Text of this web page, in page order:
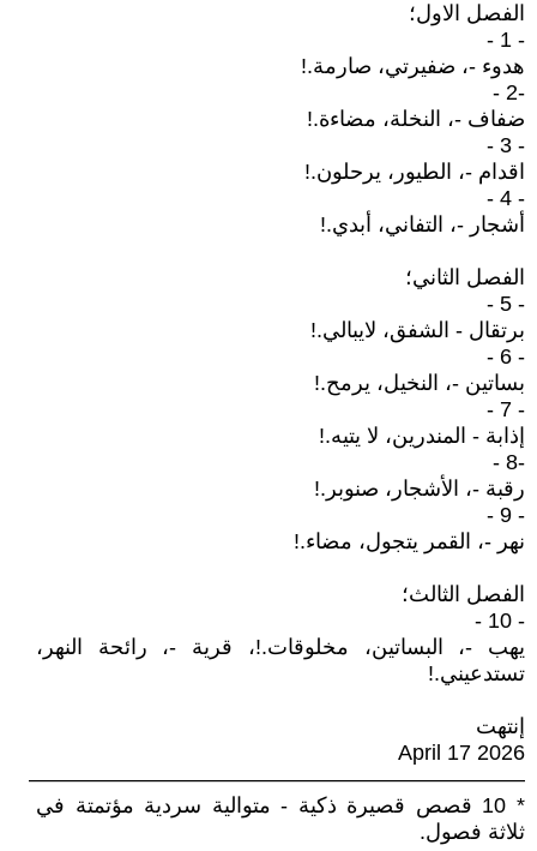
الفصل الاول؛
- 1 -
هدوء -، ضفيرتي، صارمة.!
-2 -
ضفاف -، النخلة، مضاءة.!
- 3 -
اقدام -، الطيور، يرحلون.!
- 4 -
أشجار -، التفاني، أبدي.!
الفصل الثاني؛
- 5 -
برتقال - الشفق، لايبالي.!
- 6 -
بساتين -، النخيل، يرمح.!
- 7 -
إذابة - المندرين، لا يتيه.!
-8 -
رقبة -، الأشجار، صنوبر.!
- 9 -
نهر -، القمر يتجول، مضاء.!
الفصل الثالث؛
- 10 -
يهب -، البساتين، مخلوقات.!، قرية -، رائحة النهر،
تستدعيني.!
إنتهت
April 17 2026
———————————————————————
* 10 قصص قصيرة ذكية - متوالية سردية مؤتمتة في
ثلاثة فصول.